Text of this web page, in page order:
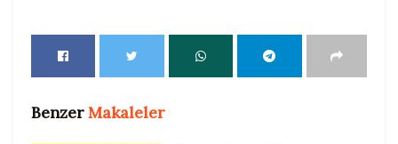
İlişki Koçu Nedir?
BenzerMakaleler